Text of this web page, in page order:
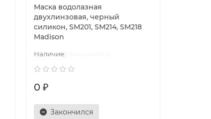
Маска водолазная
двухлинзовая, черный
силикон, SM201, SM214, SM218
Madison
0 ₽
Закончился